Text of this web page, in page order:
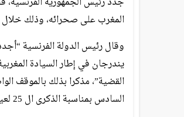
المغرب على صحرائه، وذلك خلال
وقال رئيس الدولة الفرنسية
يندرجان في إطار السيادة
القضية”، مذكرا بذلك بالموقف
السادس بمناسبة الذكرى ال 25 لعيد العرش.